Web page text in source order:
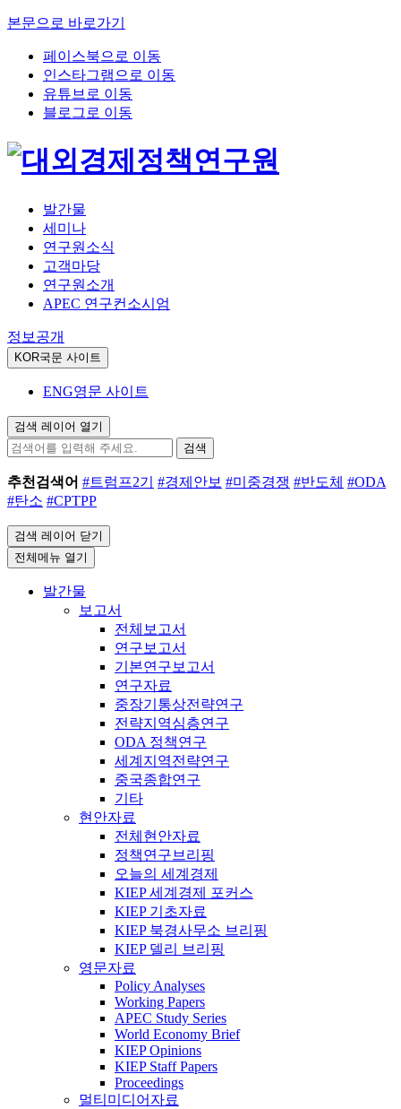
본문으로 바로가기
페이스북으로 이동
인스타그램으로 이동
유튜브로 이동
블로그로 이동
발간물
세미나
연구원소식
고객마당
연구원소개
APEC 연구컨소시엄
정보공개
KOR국문 사이트
ENG영문 사이트
검색 레이어 열기
검색
추천검색어 #트럼프2기 #경제안보 #미중경쟁 #반도체 #ODA
#탄소 #CPTPP
검색 레이어 닫기
전체메뉴 열기
발간물
보고서
전체보고서
연구보고서
기본연구보고서
연구자료
중장기통상전략연구
전략지역심층연구
ODA 정책연구
세계지역전략연구
중국종합연구
기타
현안자료
전체현안자료
정책연구브리핑
오늘의 세계경제
KIEP 세계경제 포커스
KIEP 기초자료
KIEP 북경사무소 브리핑
KIEP 델리 브리핑
영문자료
Policy Analyses
Working Papers
APEC Study Series
World Economy Brief
KIEP Opinions
KIEP Staff Papers
Proceedings
멀티미디어자료